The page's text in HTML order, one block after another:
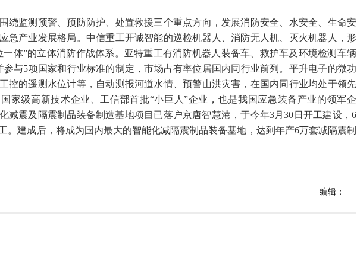
监测预警、预防防护、处置救援三个重点方向，发展消防安全、水安全、生命安
急产业发展格局。中信重工开诚智能的巡检机器人、消防无人机、灭火机器人，形
一体”的立体消防作战体系。亚特重工有消防机器人装备车、救护车及环境检测车辆
参与5项国家和行业标准的制定，市场占有率位居国内同行业前列。平升电子的微功
控的遥测水位计等，自动测报河道水情、预警山洪灾害，在国内同行业均处于领先
家级高新技术企业、工信部首批“小巨人”企业，也是我国应急装备产业的领军企
减震及隔震制品装备制造基地项目已落户京唐智慧港，于今年3月30日开工建设，6
。建成后，将成为国内最大的智能化减隔震制品装备基地，达到年产6万套减隔震制
编辑：